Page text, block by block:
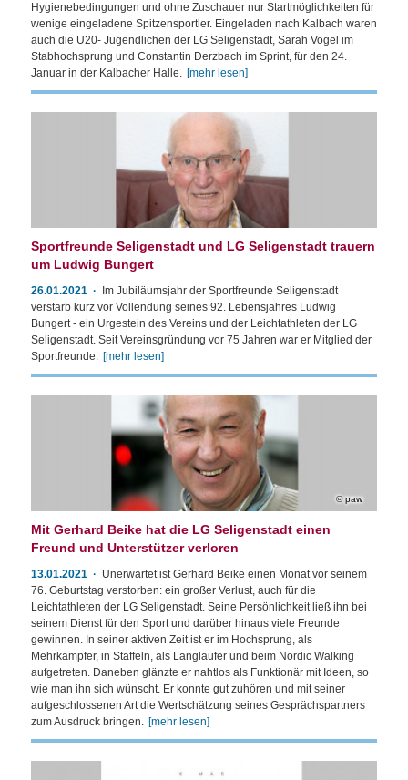
Hygienebedingungen und ohne Zuschauer nur Startmöglichkeiten für
wenige eingeladene Spitzensportler. Eingeladen nach Kalbach waren
auch die U20- Jugendlichen der LG Seligenstadt, Sarah Vogel im
Stabhochsprung und Constantin Derzbach im Sprint, für den 24.
Januar in der Kalbacher Halle. [mehr lesen]
Sportfreunde Seligenstadt und LG Seligenstadt trauern
um Ludwig Bungert
26.01.2021
Im Jubiläumsjahr der Sportfreunde Seligenstadt
verstarb kurz vor Vollendung seines 92. Lebensjahres Ludwig
Bungert - ein Urgestein des Vereins und der Leichtathleten der LG
Seligenstadt. Seit Vereinsgründung vor 75 Jahren war er Mitglied der
Sportfreunde. [mehr lesen]
paw
Mit Gerhard Beike hat die LG Seligenstadt einen
Freund und Unterstützer verloren
13.01.2021
Unerwartet ist Gerhard Beike einen Monat vor seinem
76. Geburtstag verstorben: ein großer Verlust, auch für die
Leichtathleten der LG Seligenstadt. Seine Persönlichkeit ließ ihn bei
seinem Dienst für den Sport und darüber hinaus viele Freunde
gewinnen. In seiner aktiven Zeit ist er im Hochsprung, als
Mehrkämpfer, in Staffeln, als Langläufer und beim Nordic Walking
aufgetreten. Daneben glänzte er nahtlos als Funktionär mit Ideen, so
wie man ihn sich wünscht. Er konnte gut zuhören und mit seiner
aufgeschlossenen Art die Wertschätzung seines Gesprächspartners
zum Ausdruck bringen. [mehr lesen]